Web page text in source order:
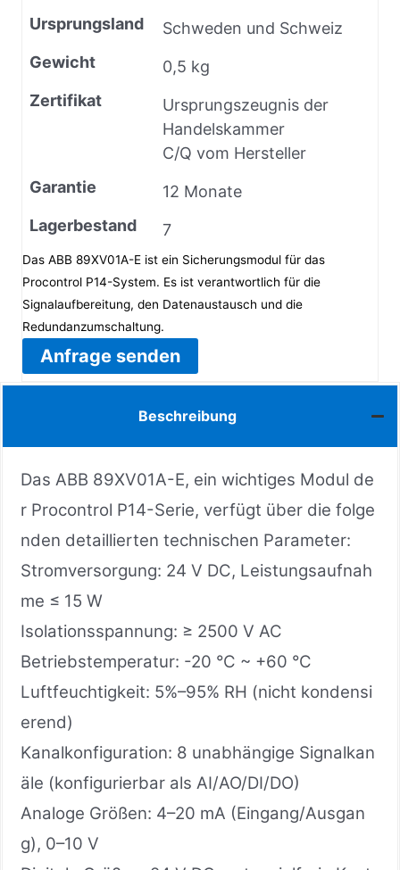
Ursprungsland
Schweden und Schweiz
Gewicht
0,5 kg
Zertifikat
Ursprungszeugnis der
Handelskammer
C/Q vom Hersteller
Garantie
12 Monate
Lagerbestand
7
Das ABB 89XV01A-E ist ein Sicherungsmodul für das
Procontrol P14-System. Es ist verantwortlich für die
Signalaufbereitung, den Datenaustausch und die
Redundanzumschaltung.
Anfrage senden
Beschreibung
Das ABB 89XV01A-E, ein wichtiges Modul de
r Procontrol P14-Serie, verfügt über die folge
nden detaillierten technischen Parameter:
Stromversorgung: 24 V DC, Leistungsaufnah
me ≤ 15 W
Isolationsspannung: ≥ 2500 V AC
Betriebstemperatur: -20 °C ~ +60 °C
Luftfeuchtigkeit: 5%–95% RH (nicht kondensi
erend)
Kanalkonfiguration: 8 unabhängige Signalkan
äle (konfigurierbar als AI/AO/DI/DO)
Analoge Größen: 4–20 mA (Eingang/Ausgan
g), 0–10 V